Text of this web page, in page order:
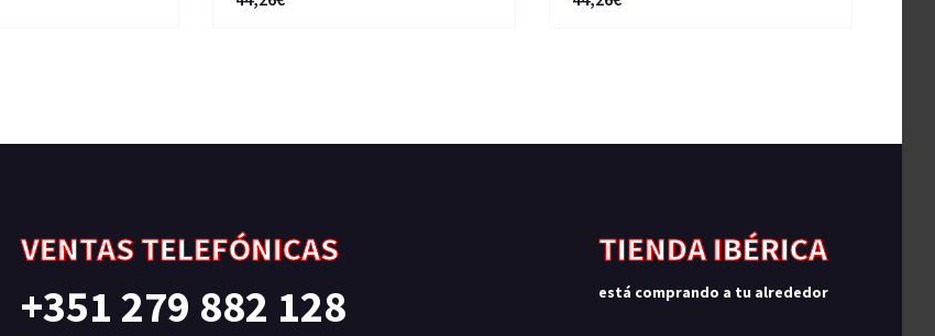
VENTAS TELEFÓNICAS
+351 279 882 128
TIENDA IBÉRICA
está comprando a tu alrededor